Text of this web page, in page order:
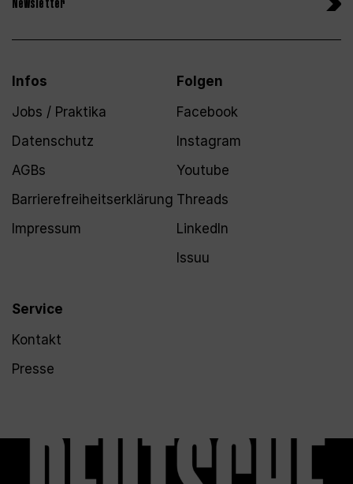
Newsletter
Infos
Jobs / Praktika
Datenschutz
AGBs
Barrierefreiheitserklärung
Impressum
Service
Kontakt
Presse
Folgen
Facebook
Instagram
Youtube
Threads
LinkedIn
Issuu